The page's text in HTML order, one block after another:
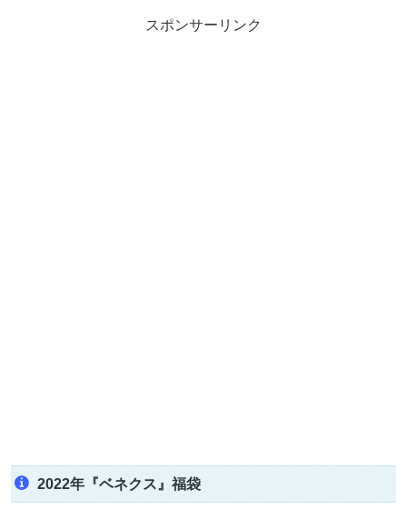
スポンサーリンク
2022年『ベネクス』福袋